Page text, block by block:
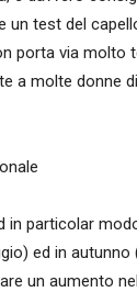
un test del
porta via molto
a molte donne
in particolar
ed in
un aumento